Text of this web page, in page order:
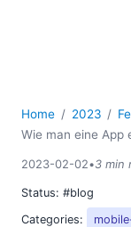
Home 2023
Wie man eine App
2023-02-02•3 min
Status: #blog
Categories: